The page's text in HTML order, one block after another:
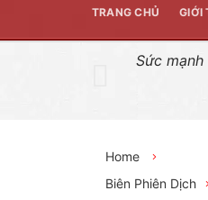
TRANG CHỦ GIỚI
Sức
Home
Biên Phiên Dịch